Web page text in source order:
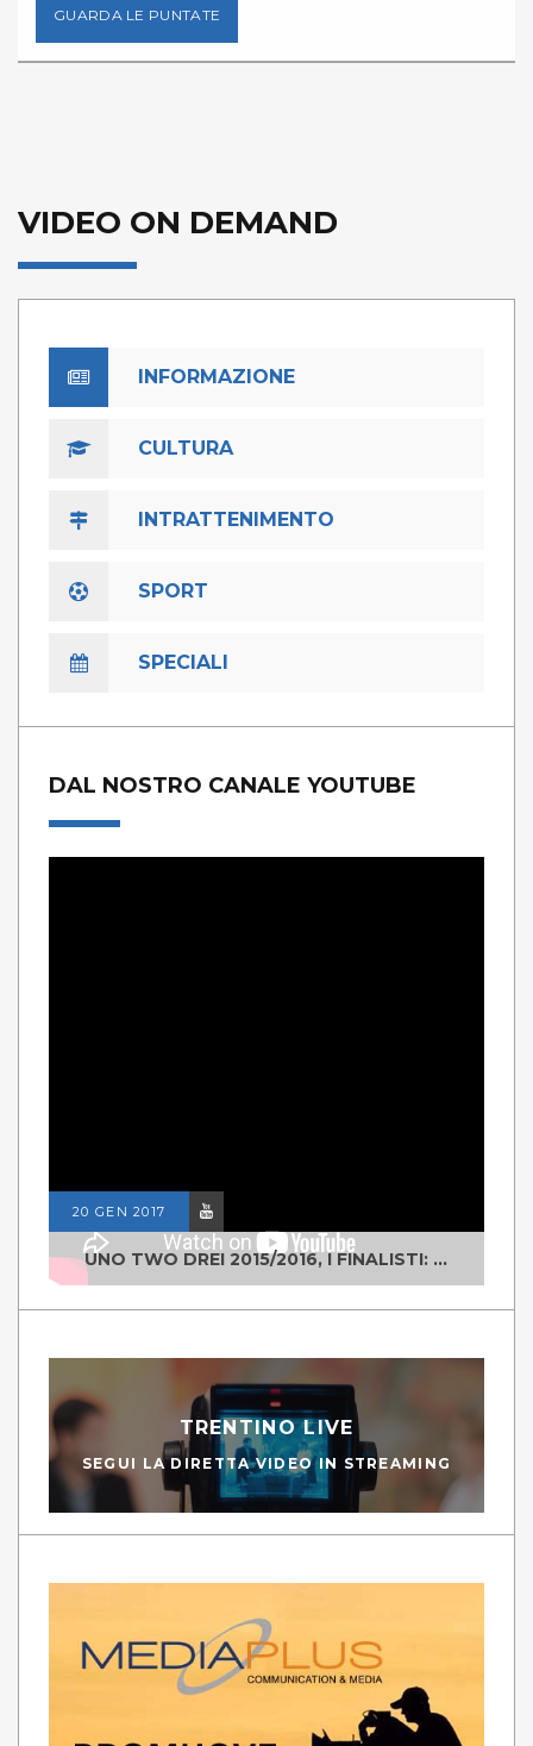
GUARDA LE PUNTATE
VIDEO ON DEMAND
INFORMAZIONE
CULTURA
INTRATTENIMENTO
SPORT
SPECIALI
DAL NOSTRO CANALE YOUTUBE
20 GEN 2017
UNO TWO DREI 2015/2016, I FINALISTI: CLASSE IV ALS ISTITUTO "DEGASPERI" BORGO VALSUGANA
TRENTINO LIVE
SEGUI LA DIRETTA VIDEO IN STREAMING